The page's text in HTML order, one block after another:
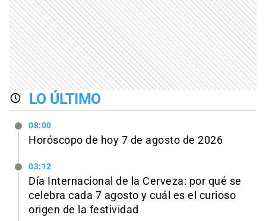
LO ÚLTIMO
08:00
Horóscopo de hoy 7 de agosto de 2026
03:12
Día Internacional de la Cerveza: por qué se
celebra cada 7 agosto y cuál es el curioso
origen de la festividad